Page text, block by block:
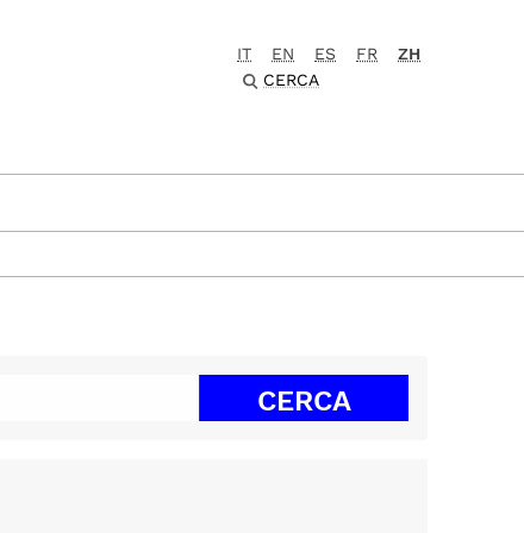
IT EN ES FR
ZH
CERCA